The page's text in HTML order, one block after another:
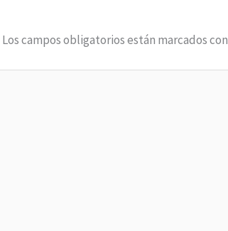
Los campos obligatorios están marcados con